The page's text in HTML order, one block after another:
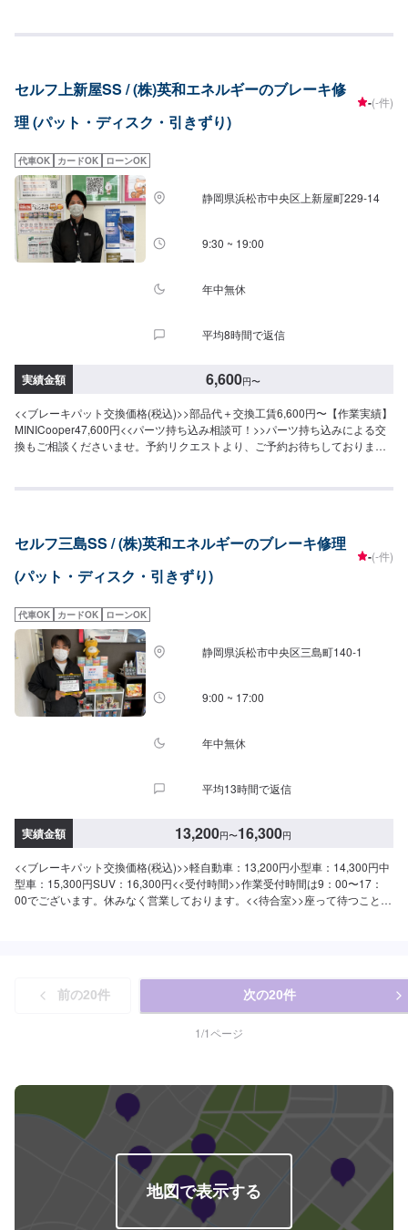
セルフ上新屋SS / (株)英和エネルギーのブレーキ修
理 (パット・ディスク・引きずり)
-(-件)
代車OK カードOK ローンOK
静岡県浜松市中央区上新屋町229-14
9:30 ~ 19:00
年中無休
平均8時間で返信
実績金額 6,600円〜
<<ブレーキパット交換価格(税込)>>部品代＋交換工賃6,600円〜【作業実績】
MINICooper47,600円<<パーツ持ち込み相談可！>>パーツ持ち込みによる交
換もご相談くださいませ。予約リクエストより、ご予約お待ちしておりま
セルフ三島SS / (株)英和エネルギーのブレーキ修理
(パット・ディスク・引きずり)
-(-件)
代車OK カードOK ローンOK
静岡県浜松市中央区三島町140-1
9:00 ~ 17:00
年中無休
平均13時間で返信
実績金額 13,200円〜16,300円
<<ブレーキパット交換価格(税込)>>軽自動車：13,200円小型車：14,300円中
型車：15,300円SUV：16,300円<<受付時間>>作業受付時間は9：00〜17：
00でございます。休みなく営業しております。<<待合室>>座って待つことが
前の20件 次の20件
1/1ページ
地図で表示する